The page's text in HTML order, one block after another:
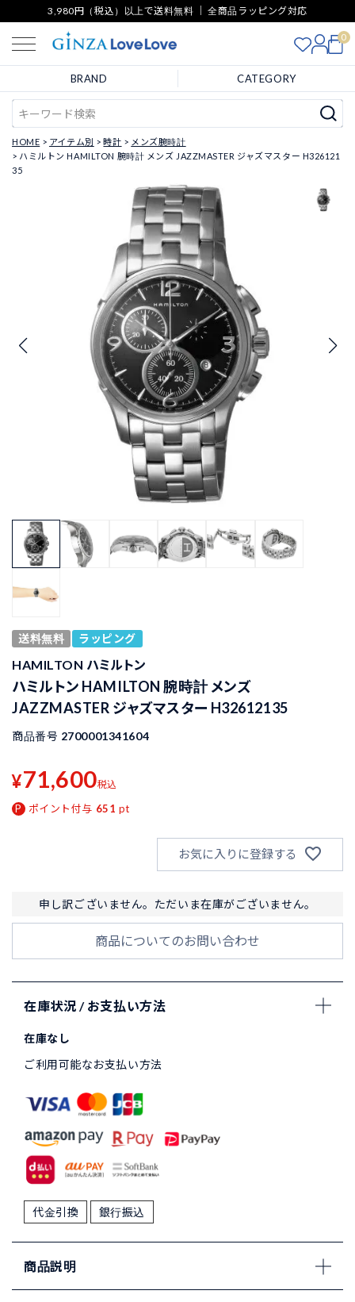
3,980円（税込）以上で送料無料 ｜ 全商品ラッピング対応
0
BRAND CATEGORY
HOME アイテム別 時計
メンズ腕時計
ハミルトン HAMILTON 腕時計 メンズ JAZZMASTER ジャズマスター H326121
35
送料無料 ラッピング
HAMILTON ハミルトン
ハミルトン HAMILTON 腕時計 メンズ
JAZZMASTER ジャズマスター H32612135
商品番号 2700001341604
¥71,600税込
ポイント付与 651 pt
お気に入りに登録する
申し訳ございません。ただいま在庫がございません。
商品についてのお問い合わせ
在庫状況 / お支払い方法
在庫なし
ご利用可能なお支払い方法
代金引換 銀行振込
商品説明